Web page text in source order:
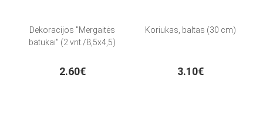
Dekoracijos "Mergaitės
batukai" (2 vnt./8,5x4,5)
2.60€
Koriukas, baltas (30 cm)
3.10€